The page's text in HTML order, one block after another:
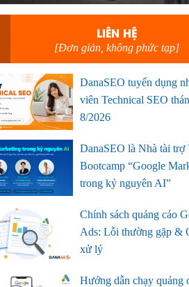
LIÊN HỆ
[Đơn giản, không phức tạp]
DanaSEO tuyển dụng
viên Technical SEO
8/2026
DanaSEO là Nhà tài trợ
Bootcamp “Google
trong kỷ nguyên AI”
Chính sách quảng cáo
Ads: Lỗi thường gặp &
xử lý
Hướng dẫn chạy quảng